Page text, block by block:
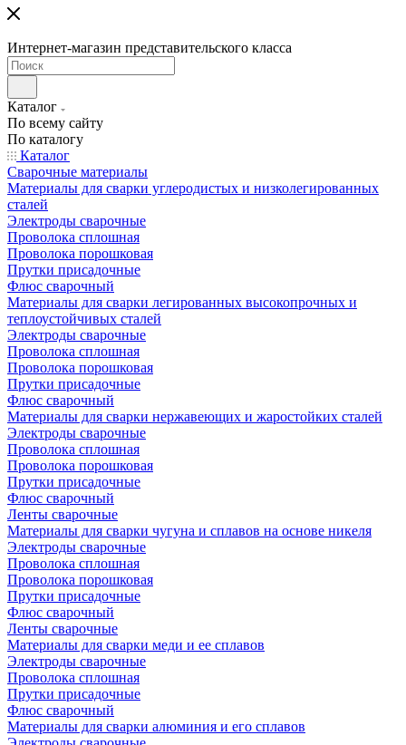
Интернет-магазин представительского класса
Каталог
По всему сайту
По каталогу
Каталог
Сварочные материалы
Материалы для сварки углеродистых и низколегированных
сталей
Электроды сварочные
Проволока сплошная
Проволока порошковая
Прутки присадочные
Флюс сварочный
Материалы для сварки легированных высокопрочных и
теплоустойчивых сталей
Электроды сварочные
Проволока сплошная
Проволока порошковая
Прутки присадочные
Флюс сварочный
Материалы для сварки нержавеющих и жаростойких сталей
Электроды сварочные
Проволока сплошная
Проволока порошковая
Прутки присадочные
Флюс сварочный
Ленты сварочные
Материалы для сварки чугуна и сплавов на основе никеля
Электроды сварочные
Проволока сплошная
Проволока порошковая
Прутки присадочные
Флюс сварочный
Ленты сварочные
Материалы для сварки меди и ее сплавов
Электроды сварочные
Проволока сплошная
Прутки присадочные
Флюс сварочный
Материалы для сварки алюминия и его сплавов